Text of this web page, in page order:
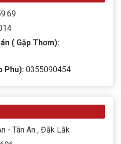
( Gặp Thơm):
Phu): 0355090454
- Tân An , Đắk Lắk